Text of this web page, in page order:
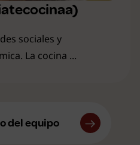
sociales y
La cocina ...
del equipo